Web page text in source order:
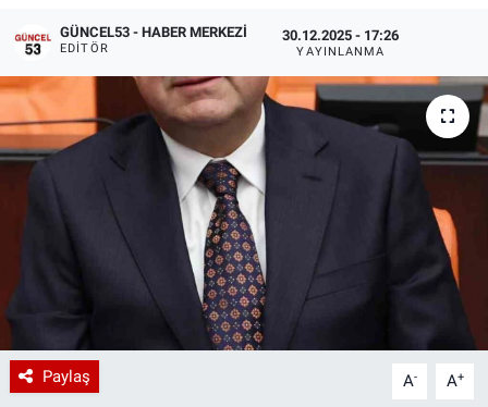
GÜNCEL53 - HABER MERKEZI
EDITÖR
30.12.2025 - 17:26
YAYINLANMA
Paylaş A- A+